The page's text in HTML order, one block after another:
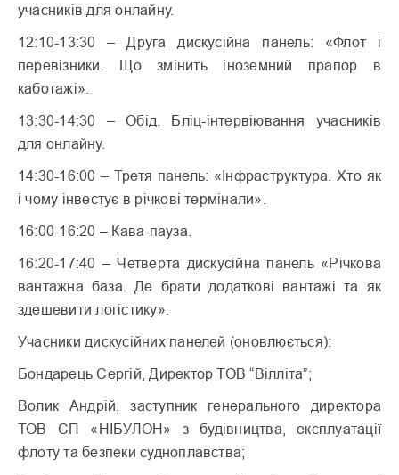
учасників для онлайну.
12:10-13:30 – Друга дискусійна панель: «Флот і
перевізники. Що змінить іноземний прапор в
каботажі».
13:30-14:30 – Обід. Бліц-інтервіювання учасників
для онлайну.
14:30-16:00 – Третя панель: «Інфраструктура. Хто як
і чому інвестує в річкові термінали».
16:00-16:20 – Кава-пауза.
16:20-17:40 – Четверта дискусійна панель «Річкова
вантажна база. Де брати додаткові вантажі та як
здешевити логістику».
Учасники дискусійних панелей (оновлюється):
Бондарець Сергій, Директор ТОВ “Вілліта”;
Волик Андрій, заступник генерального директора
ТОВ СП «НІБУЛОН» з будівництва, експлуатації
флоту та безпеки судноплавства;